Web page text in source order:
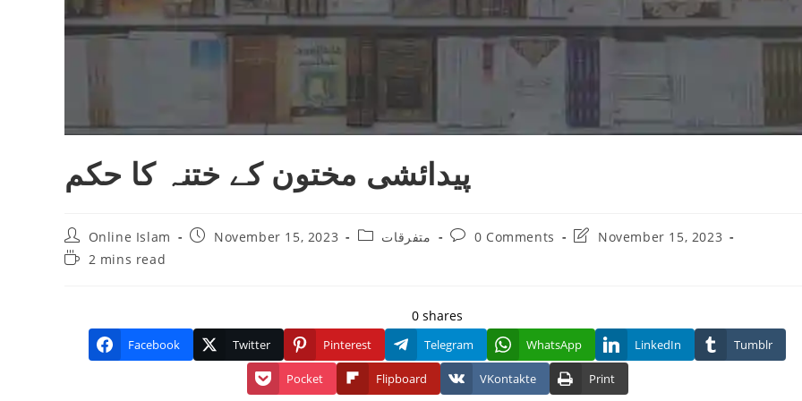
پیدائشی مختون کے ختنہ کا حکم
Post
author:
Online Islam
PostNovember 15, 2023
Postمتفرقات
Post0 Comments
PostNovember 15, 2023
Reading2 mins read
0 shares
Facebook Twitter Pinterest Telegram WhatsApp LinkedIn Tumblr
Pocket Flipboard VKontakte Print